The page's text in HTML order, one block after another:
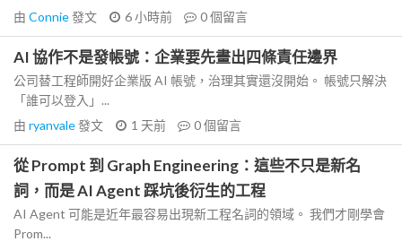
由 Connie發文 6 小時前 0個留言
AI 協作不是發帳號：企業要先畫出四條責任邊界
公司替工程師開好企業版 AI 帳號，治理其實還沒開始。 帳號只解決
「誰可以登入」...
由 ryanvale發文 1 天前 0個留言
從 Prompt 到 Graph Engineering：這些不只是新名
詞，而是 AI Agent 踩坑後衍生的工程
AI Agent 可能是近年最容易出現新工程名詞的領域。 我們才剛學會
Prom...